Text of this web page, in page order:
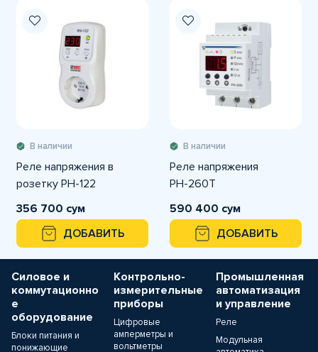
В наличии
Реле напряжения в
розетку РН-122
356 700 сум
ДОБАВИТЬ
В наличии
Реле напряжения
РН-260T
590 400 сум
ДОБАВИТЬ
Силовое и
коммутационно
е
оборудование
Блоки питания и
понижающие
Контрольно-
измерительные
приборы
Цифровые
амперметры и
вольтметры
Промышленная
автоматизация
и управление
Реле
Модульная